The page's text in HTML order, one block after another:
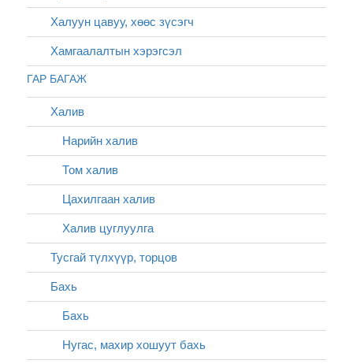
Халуун цавуу, хөөс зүсэгч
Хамгаалалтын хэрэгсэл
ГАР БАГАЖ
Халив
Нарийн халив
Том халив
Цахилгаан халив
Халив цуглуулга
Тусгай түлхүүр, торцов
Бахь
Бахь
Нугас, махир хошуут бахь